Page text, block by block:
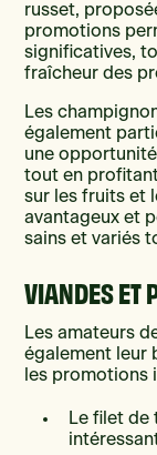
russet,
promotions
significatives,
fraîcheur des
Les
également
une
tout en
sur les fruits et
avantageux et
sains et variés
VIANDES ET
Les amateurs
également leur
les promotions
Le filet de